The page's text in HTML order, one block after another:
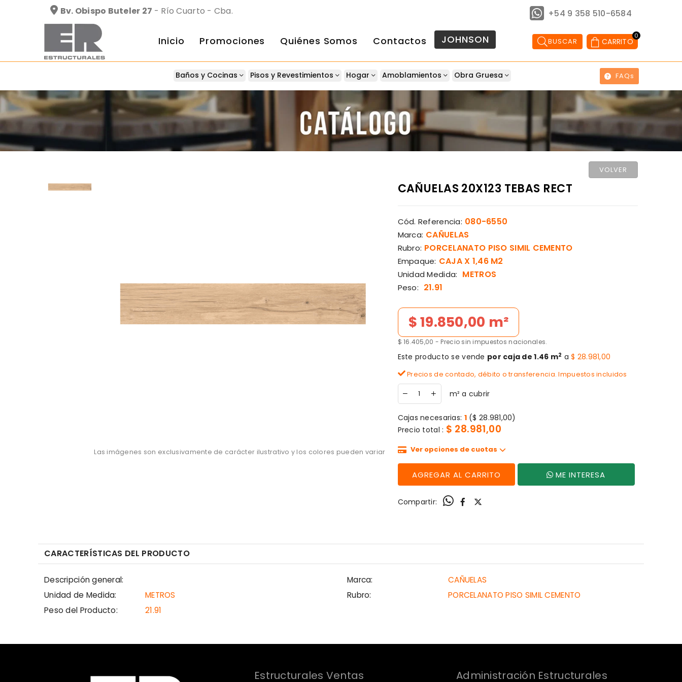
Bv. Obispo Buteler 27 - Río Cuarto - Cba. +54 9 358 510-6584
Inicio Promociones Quiénes Somos Contactos JOHNSON BUSCAR
0
CARRITO
Baños y Cocinas Pisos y Revestimientos Hogar Amoblamientos Obra Gruesa FAQs
Las imágenes son exclusivamente de carácter ilustrativo y los colores pueden variar
VOLVER
CAÑUELAS 20X123 TEBAS RECT
Cód. Referencia: 080-6550
Marca: CAÑUELAS
Rubro: PORCELANATO PISO SIMIL CEMENTO
Empaque: CAJA X 1,46 M2
Unidad Medida: METROS
Peso: 21.91
Precio de lista
$ 19.850,00 m²
$ 16.405,00 - Precio sin impuestos nacionales.
Este producto se vende por caja de 1.46 m2 a$ 28.981,00
Precios de contado, débito o transferencia. Impuestos incluidos
m² a cubrir
Cajas necesarias: 1($ 28.981,00)
Precio total : $ 28.981,00
Ver opciones de cuotas
AGREGAR AL CARRITO ME INTERESA
Compartir:
CARACTERÍSTICAS DEL PRODUCTO
Descripción general: Marca:
CAÑUELAS
Unidad de Medida:
METROS Rubro:
PORCELANATO PISO SIMIL CEMENTO
Peso del Producto:
21.91
Estructurales Ventas Administración Estructurales